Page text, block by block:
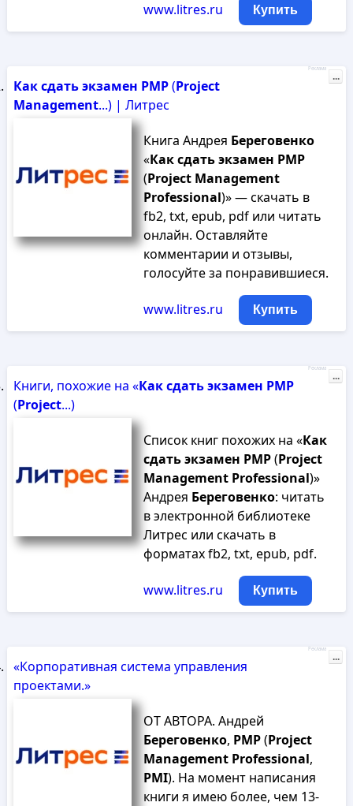
www.litres.ru Купить
Каксдатьэкзамен PMP(Project
Management...) | Литрес
Книга Андрея Береговенко
«Каксдатьэкзамен PMP
(Project Management
Professional)» — скачать в
fb2, txt, epub, pdf или читать
онлайн. Оставляйте
комментарии и отзывы,
голосуйте за понравившиеся.
www.litres.ru Купить
Реклама
...
Книги, похожие на «Каксдатьэкзамен PMP
(Project...)
Список книг похожих на «Как
сдатьэкзамен PMP(Project
Management Professional)»
Андрея Береговенко: читать
в электронной библиотеке
Литрес или скачать в
форматах fb2, txt, epub, pdf.
www.litres.ru Купить
Реклама
...
«Корпоративная система управления
проектами.»
ОТ АВТОРА. Андрей
Береговенко, PMP(Project
Management Professional,
PMI). На момент написания
книги я имею более, чем 13-
Реклама
...